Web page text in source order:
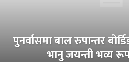
पुनर्वासमा बाल रुपान्तर
भानु जयन्ती भव्य